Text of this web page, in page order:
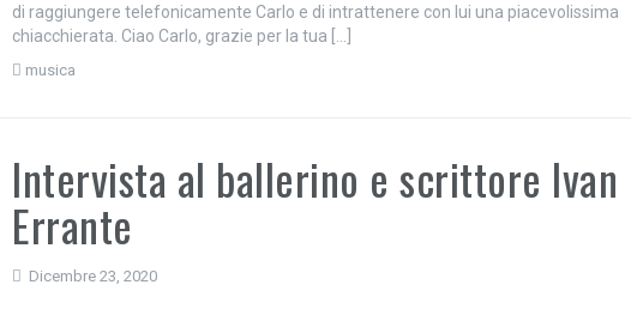
di raggiungere telefonicamente Carlo e di intrattenere con lui una piacevolissima
chiacchierata. Ciao Carlo, grazie per la tua […]
musica
Intervista al ballerino e scrittore Ivan
Errante
Dicembre 23, 2020